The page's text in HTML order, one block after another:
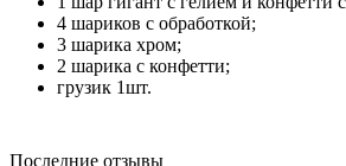
4 шариков с обработкой;
3 шарика хром;
2 шарика с конфетти;
грузик 1шт.
Последние отзывы